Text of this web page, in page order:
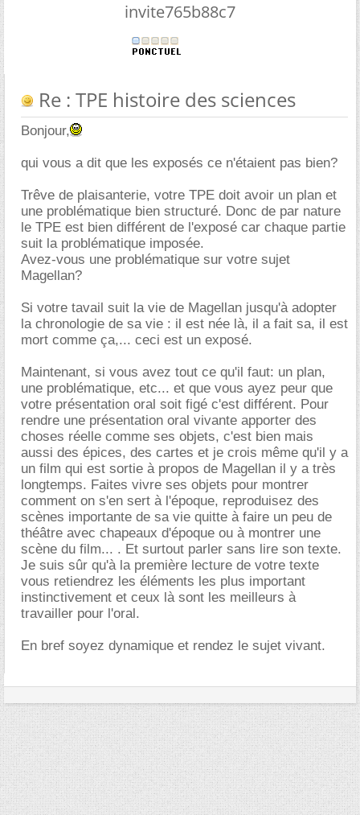
invite765b88c7
Re : TPE histoire des sciences
Bonjour,
qui vous a dit que les exposés ce n'étaient pas bien?
Trêve de plaisanterie, votre TPE doit avoir un plan et
une problématique bien structuré. Donc de par nature
le TPE est bien différent de l'exposé car chaque partie
suit la problématique imposée.
Avez-vous une problématique sur votre sujet
Magellan?
Si votre tavail suit la vie de Magellan jusqu'à adopter
la chronologie de sa vie : il est née là, il a fait sa, il est
mort comme ça,... ceci est un exposé.
Maintenant, si vous avez tout ce qu'il faut: un plan,
une problématique, etc... et que vous ayez peur que
votre présentation oral soit figé c'est différent. Pour
rendre une présentation oral vivante apporter des
choses réelle comme ses objets, c'est bien mais
aussi des épices, des cartes et je crois même qu'il y a
un film qui est sortie à propos de Magellan il y a très
longtemps. Faites vivre ses objets pour montrer
comment on s'en sert à l'époque, reproduisez des
scènes importante de sa vie quitte à faire un peu de
théâtre avec chapeaux d'époque ou à montrer une
scène du film... . Et surtout parler sans lire son texte.
Je suis sûr qu'à la première lecture de votre texte
vous retiendrez les éléments les plus important
instinctivement et ceux là sont les meilleurs à
travailler pour l'oral.
En bref soyez dynamique et rendez le sujet vivant.